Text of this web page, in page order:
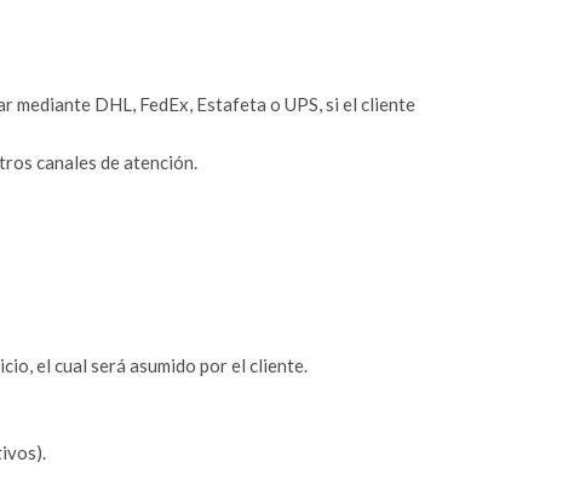
mediante DHL, FedEx, Estafeta o UPS, si el cliente
canales de atención.
el cual será asumido por el cliente.